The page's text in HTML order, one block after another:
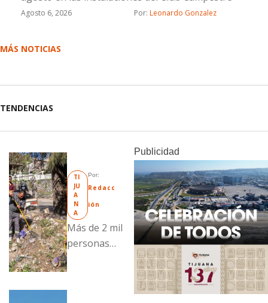
Agosto 6, 2026 Por: Leonardo Gonzalez
MÁS NOTICIAS
TENDENCIAS
TI
JU
A
N
A
Por:
Redacc
ión
Más de 2 mil
personas
Publicidad